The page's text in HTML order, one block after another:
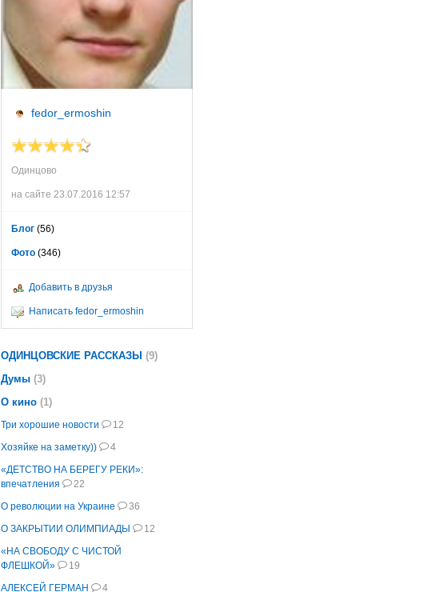
fedor_ermoshin
Одинцово
на сайте 23.07.2016 12:57
Блог (56)
Фото (346)
Добавить в друзья
Написать fedor_ermoshin
ОДИНЦОВСКИЕ РАССКАЗЫ (9)
Думы (3)
О кино (1)
Три хорошие новости
12
Хозяйке на заметку))
4
«ДЕТСТВО НА БЕРЕГУ РЕКИ»:
впечатления
22
О революции на Украине
36
О ЗАКРЫТИИ ОЛИМПИАДЫ
12
«НА СВОБОДУ С ЧИСТОЙ
ФЛЕШКОЙ»
19
АЛЕКСЕЙ ГЕРМАН
4